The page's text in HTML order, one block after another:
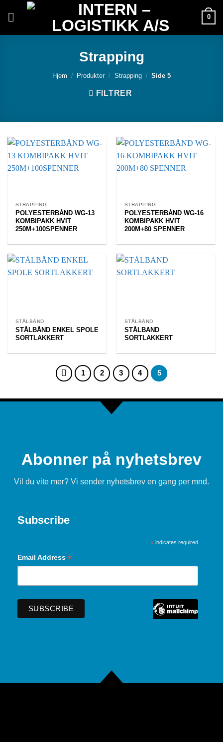
0
Strapping
Hjem / Produkter / Strapping / Side 5
FILTRER
STRAPPING
POLYESTERBÅND WG-13
KOMBIPAKK HVIT
250M+100SPENNER
STRAPPING
POLYESTERBÅND WG-16
KOMBIPAKK HVIT
200M+80 SPENNER
STÅLBÅND
STÅLBÅND ENKEL SPOLE
SORTLAKKERT
STÅLBÅND
STÅLBAND
SORTLAKKERT
1 2 3 4 5
Abonner på nyhetsbrev
Vil du vite mer? Vi sender nyhetsbrev en gang per mnd.
Subscribe
*indicates required
Email Address *